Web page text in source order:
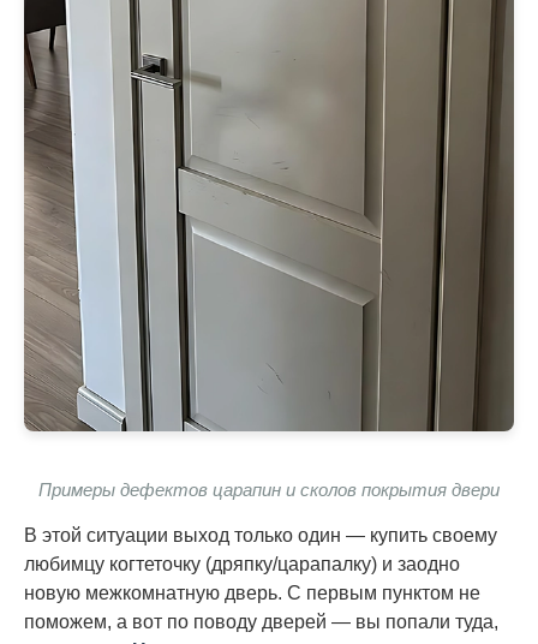
Примеры дефектов царапин и сколов покрытия двери
В этой ситуации выход только один — купить своему
любимцу когтеточку (дряпку/царапалку) и заодно
новую межкомнатную дверь. С первым пунктом не
поможем, а вот по поводу дверей — вы попали туда,